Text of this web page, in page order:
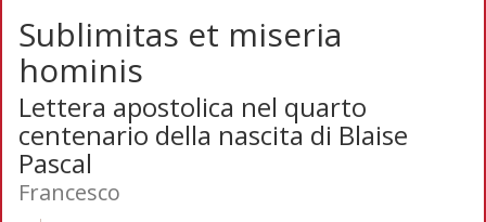
Sublimitas et miseria
hominis
Lettera apostolica nel quarto
centenario della nascita di Blaise
Pascal
Francesco